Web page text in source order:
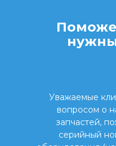
Уважаемые
вопросом о
запчастей,
серийный